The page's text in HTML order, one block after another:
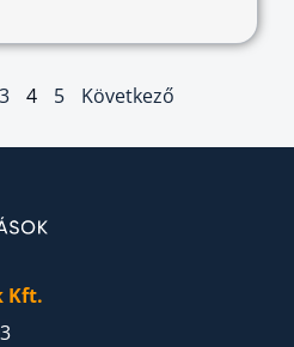
3 4 5 Következő
Kft.